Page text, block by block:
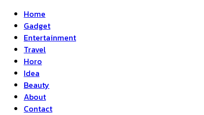
Home
Gadget
Entertainment
Travel
Horo
Idea
Beauty
About
Contact